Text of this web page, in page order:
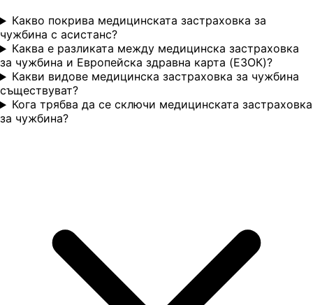
Какво покрива медицинската застраховка за
чужбина с асистанс?
Каква е разликата между медицинска застраховка
за чужбина и Европейска здравна карта (ЕЗОК)?
Какви видове медицинска застраховка за чужбина
съществуват?
Кога трябва да се сключи медицинската застраховка
за чужбина?